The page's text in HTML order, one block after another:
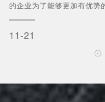
的企业为了能够更加有优势
计，高端的网站设计不仅仅
11-21